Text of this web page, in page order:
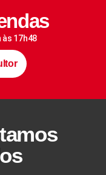
às 17h48